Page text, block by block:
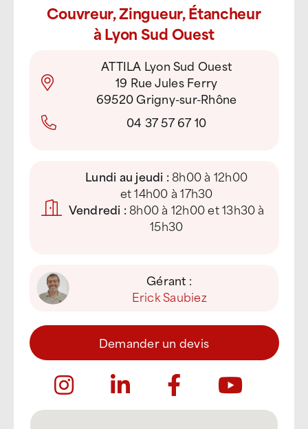
Couvreur, Zingueur, Étancheur
à Lyon Sud Ouest
ATTILA Lyon Sud Ouest
19 Rue Jules Ferry
69520 Grigny-sur-Rhône
04 37 57 67 10
Lundi au jeudi :8h00 à 12h00
et 14h00 à 17h30
Vendredi :8h00 à 12h00 et 13h30 à
15h30
Gérant :
Erick Saubiez
Demander un devis